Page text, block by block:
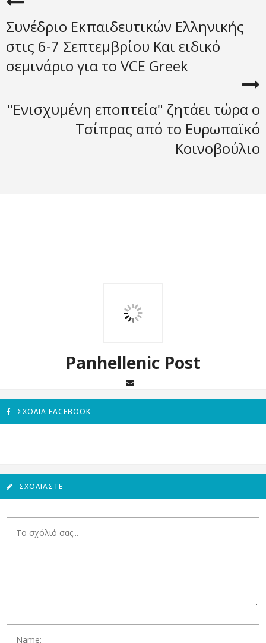
Συνέδριο Εκπαιδευτικών Ελληνικής
στις 6-7 Σεπτεμβρίου Και ειδικό
σεμινάριο για το VCE Greek
"Ενισχυμένη εποπτεία" ζητάει τώρα ο
Τσίπρας από το Ευρωπαϊκό
Κοινοβούλιο
Panhellenic Post
ΣΧΌΛΙΑ FACEBOOK
ΣΧΟΛΙΆΣΤΕ